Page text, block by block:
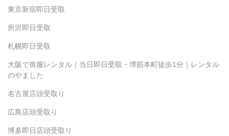
東京新宿即日受取
所沢即日受取
札幌即日受取
大阪で喪服レンタル｜当日即日受取・堺筋本町徒歩1分｜レンタル
のやました
名古屋店頭受取り
広島店頭受取り
博多即日店頭受取り